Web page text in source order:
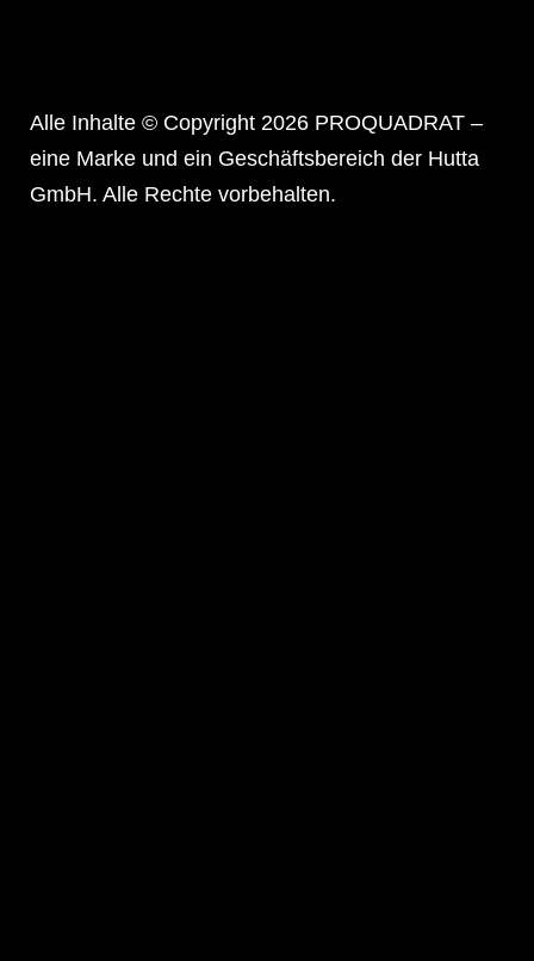
Alle Inhalte © Copyright 2026 PROQUADRAT –
eine Marke und ein Geschäftsbereich der Hutta
GmbH. Alle Rechte vorbehalten.